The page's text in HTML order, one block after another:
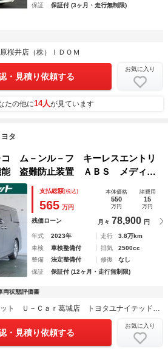
保証
保証付 (3ヶ月・走行無制限)
桜井店（株）ＩＤＯＭ
・見積り依頼する
お気に入り
たの他に14人が見ています
ヨタ
ム－ンル－フ キーレスエントリ
盗難防止装置 ＡＢＳ メディア
ー車 ナビテレビ スマキ Ｗエア
地デジ エアバッグ
支払総額(税込)
565 万円
本体価格
550
万円
諸費用
15
万円
残価ローン 月々 78,900 円
年式 2023年 走行
3.8万km
車検
車検整備付 排気
2500cc
整備
法定整備付 修復
なし
保証
保証付 (12ヶ月・走行無制限)
両状態評価書
奈良トヨペット Ｕ－Ｃａｒ葛城店 トヨタユナイテッド奈良（株）
・見積り依頼する
お気に入り